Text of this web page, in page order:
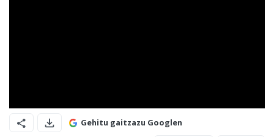
Gehitu gaitzazu Googlen